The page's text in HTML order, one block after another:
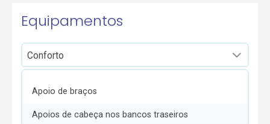
Equipamentos
Apoio de braços
Apoios de cabeça nos bancos traseiros